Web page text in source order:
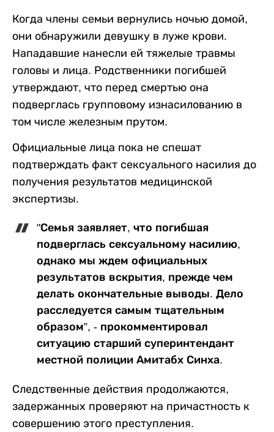
Когда члены семьи вернулись ночью домой,
они обнаружили девушку в луже крови.
Нападавшие нанесли ей тяжелые травмы
головы и лица. Родственники погибшей
утверждают, что перед смертью она
подверглась групповому изнасилованию в
том числе железным прутом.
Официальные лица пока не спешат
подтверждать факт сексуального насилия до
получения результатов медицинской
экспертизы.
"Семья заявляет, что погибшая
подверглась сексуальному насилию,
однако мы ждем официальных
результатов вскрытия, прежде чем
делать окончательные выводы. Дело
расследуется самым тщательным
образом”, - прокомментировал
ситуацию старший суперинтендант
местной полиции Амитабх Синха.
Следственные действия продолжаются,
задержанных проверяют на причастность к
совершению этого преступления.